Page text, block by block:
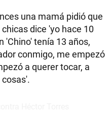
una mamá pidió que
dice 'yo hace 10
'Chino' tenía 13 años,
conmigo, me empezó
a querer tocar, a